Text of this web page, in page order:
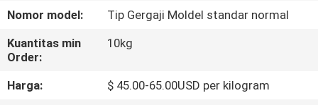
PABRIK
KONTROL
KUALITAS
Nomor model:
Tip Gergaji Moldel standar normal
Kuantitas min
Order:
10kg
Harga:
$ 45.00-65.00USD per kilogram